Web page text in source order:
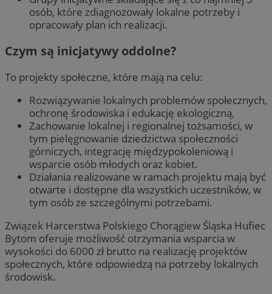
osób, które zdiagnozowały lokalne potrzeby i
opracowały plan ich realizacji.
Czym są inicjatywy oddolne?
To projekty społeczne, które mają na celu:
Rozwiązywanie lokalnych problemów społecznych,
ochronę środowiska i edukację ekologiczną,
Zachowanie lokalnej i regionalnej tożsamości, w
tym pielęgnowanie dziedzictwa społeczności
górniczych, integrację międzypokoleniową i
wsparcie osób młodych oraz kobiet.
Działania realizowane w ramach projektu mają być
otwarte i dostępne dla wszystkich uczestników, w
tym osób ze szczególnymi potrzebami.
Związek Harcerstwa Polskiego Chorągiew Śląska Hufiec
Bytom oferuje możliwość otrzymania wsparcia w
wysokości do 6000 zł brutto na realizację projektów
społecznych, które odpowiedzą na potrzeby lokalnych
środowisk.